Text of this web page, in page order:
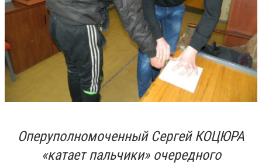
Оперуполномоченный Сергей КОЦЮРА
«катает пальчики» очередного